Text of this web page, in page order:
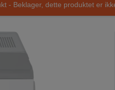
- Beklager, dette produktet er